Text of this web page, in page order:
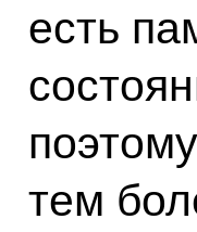
есть
тем